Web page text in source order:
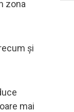
zona
și
mai